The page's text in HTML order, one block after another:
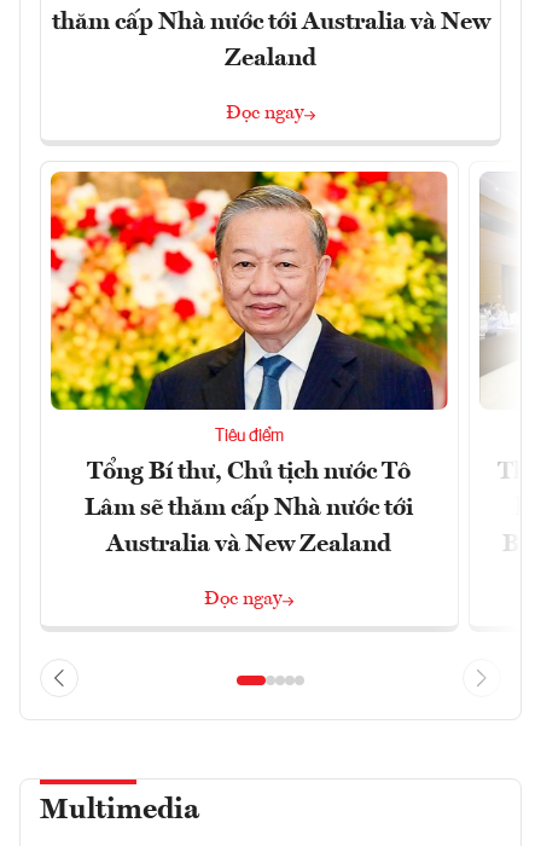
thăm cấp Nhà nước tới Australia và New
Zealand
Đọc ngay
Tiêu điểm
Tổng Bí thư, Chủ tịch nước Tô
Lâm sẽ thăm cấp Nhà nước tới
Australia và New Zealand
Đọc ngay
Multimedia